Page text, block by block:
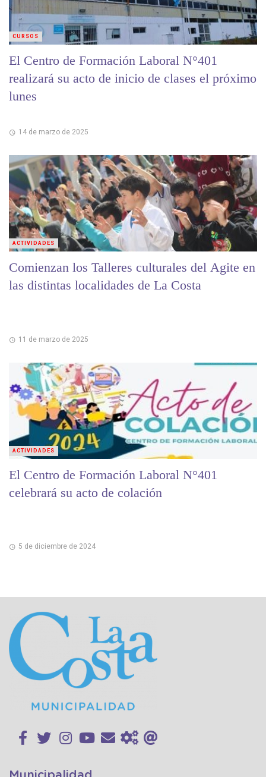
El Centro de Formación Laboral N°401
realizará su acto de inicio de clases el próximo
lunes
14 de marzo de 2025
CURSOS
Comienzan los Talleres culturales del Agite en
las distintas localidades de La Costa
11 de marzo de 2025
ACTIVIDADES
El Centro de Formación Laboral N°401
celebrará su acto de colación
5 de diciembre de 2024
ACTIVIDADES